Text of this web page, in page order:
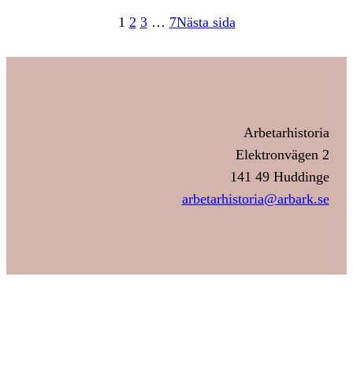
1 2 3 … 7Nästa sida
Arbetarhistoria
Elektronvägen 2
141 49 Huddinge
arbetarhistoria@arbark.se